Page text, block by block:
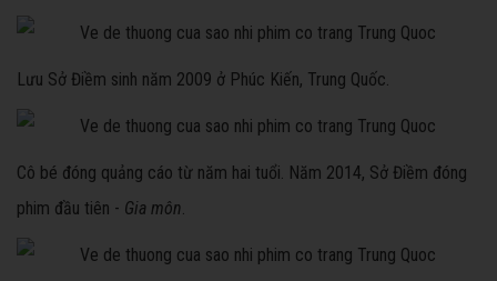
Lưu Sở Điềm sinh năm 2009 ở Phúc Kiến, Trung Quốc.
Cô bé đóng quảng cáo từ năm hai tuổi. Năm 2014, Sở Điềm đóng
phim đầu tiên - Gia môn.